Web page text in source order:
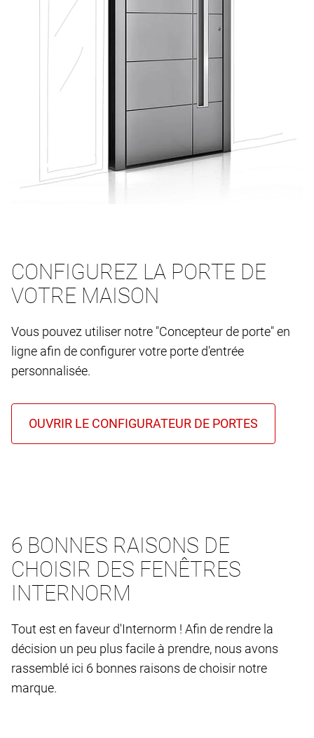
CONFIGUREZ LA PORTE DE
VOTRE MAISON
Vous pouvez utiliser notre "Concepteur de porte" en
ligne afin de configurer votre porte d'entrée
personnalisée.
6 BONNES RAISONS DE
CHOISIR DES FENÊTRES
INTERNORM
Tout est en faveur d'Internorm ! Afin de rendre la
décision un peu plus facile à prendre, nous avons
rassemblé ici 6 bonnes raisons de choisir notre
marque.